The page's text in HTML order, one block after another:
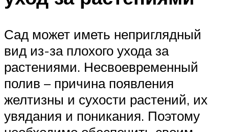
Сад может иметь неприглядный
вид из-за плохого ухода за
растениями. Несвоевременный
полив – причина появления
желтизны и сухости растений, их
увядания и поникания. Поэтому